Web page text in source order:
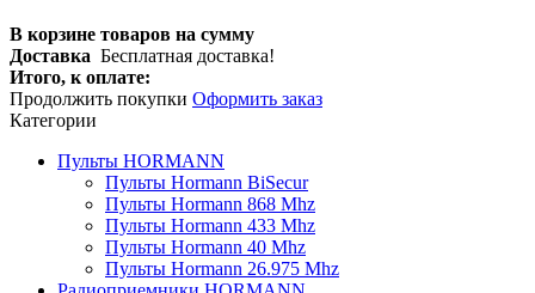
В корзине товаров на сумму
Доставка Бесплатная доставка!
Итого, к оплате:
Продолжить покупки Оформить заказ
Категории
Пульты HORMANN
Пульты Hormann BiSecur
Пульты Hormann 868 Mhz
Пульты Hormann 433 Mhz
Пульты Hormann 40 Mhz
Пульты Hormann 26.975 Mhz